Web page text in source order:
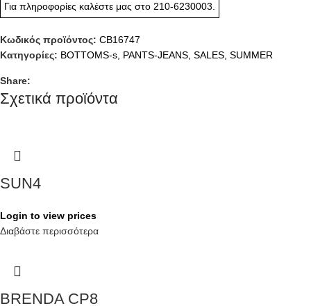
Για πληροφορίες καλέστε μας στο 210-6230003.
Κωδικός προϊόντος: CB16747
Κατηγορίες: BOTTOMS-s, PANTS-JEANS, SALES, SUMMER
Share:
Σχετικά προϊόντα
SUN4
Login to view prices
Διαβάστε περισσότερα
BRENDA CP8